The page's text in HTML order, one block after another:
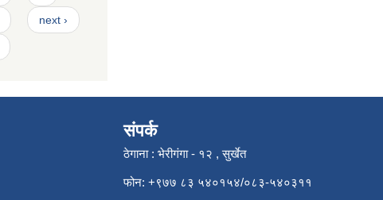
next ›
संपर्क
ठेगाना : भेरीगंगा - १२ , सुर्खेत
फोन: +९७७ ८३ ५४०१५४/०८३-५४०३११